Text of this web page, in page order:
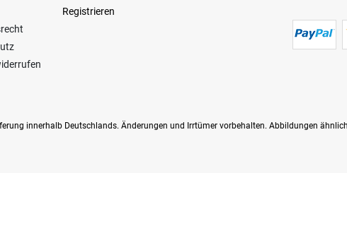
Registrieren
innerhalb Deutschlands. Änderungen und Irrtümer vorbehalten. Abbildungen